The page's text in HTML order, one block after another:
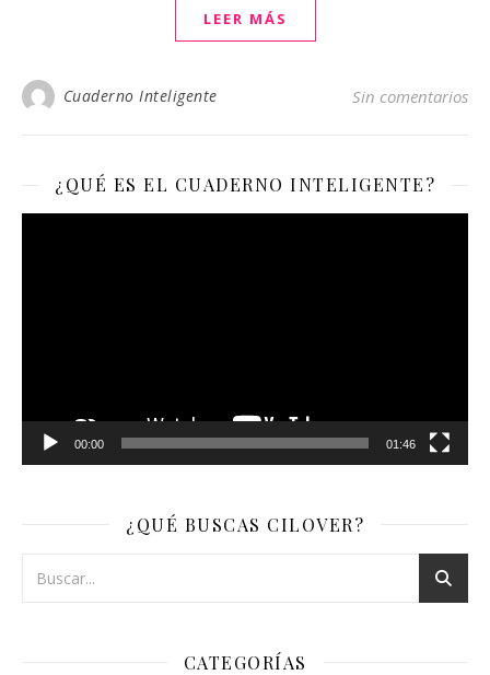
LEER MÁS
Cuaderno Inteligente Sin comentarios
¿QUÉ ES EL CUADERNO INTELIGENTE?
00:00 01:46
¿QUÉ BUSCAS CILOVER?
CATEGORÍAS